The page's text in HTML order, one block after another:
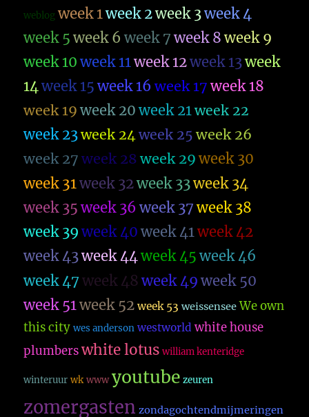
weblog week 1week 2week 3week 4
week 5 week 6 week 7 week 8 week 9
week 10 week 11week 12week 13week
14week 15 week 16 week 17 week 18
week 19 week 20 week 21week 22
week 23week 24week 25 week 26
week 27 week 28 week 29 week 30
week 31week 32week 33week 34
week 35 week 36 week 37 week 38
week 39 week 40 week 41week 42
week 43week 44week 45 week 46
week 47 week 48 week 49 week 50
week 51week 52 week 53 weissensee We own
this city wes anderson westworld white house
plumbers white lotus william kenteridge
winteruur wk www youtube zeuren
zomergasten zondagochtendmijmeringen